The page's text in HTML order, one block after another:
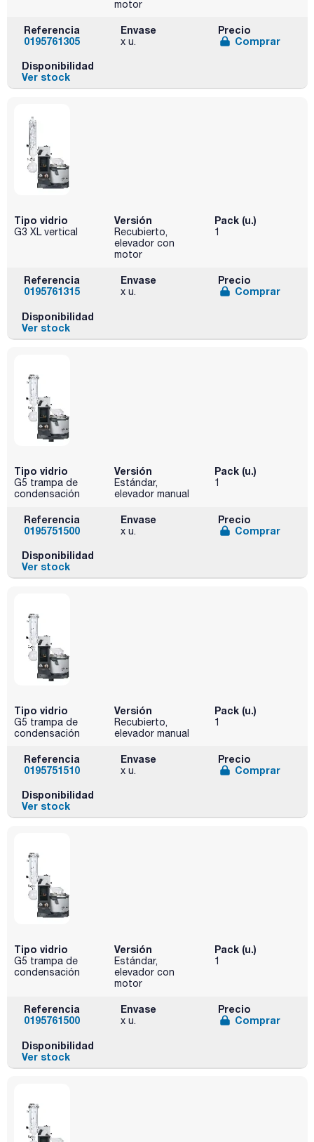
motor
Referencia
0195761305
Envase
x u.
Precio
Comprar
Disponibilidad
Ver stock
Tipo vidrio
G3 XL vertical
Versión
Recubierto,
elevador con
motor
Pack (u.)
1
Referencia
0195761315
Envase
x u.
Precio
Comprar
Disponibilidad
Ver stock
Tipo vidrio
G5 trampa de
condensación
Versión
Estándar,
elevador manual
Pack (u.)
1
Referencia
0195751500
Envase
x u.
Precio
Comprar
Disponibilidad
Ver stock
Tipo vidrio
G5 trampa de
condensación
Versión
Recubierto,
elevador manual
Pack (u.)
1
Referencia
0195751510
Envase
x u.
Precio
Comprar
Disponibilidad
Ver stock
Tipo vidrio
G5 trampa de
condensación
Versión
Estándar,
elevador con
motor
Pack (u.)
1
Referencia
0195761500
Envase
x u.
Precio
Comprar
Disponibilidad
Ver stock